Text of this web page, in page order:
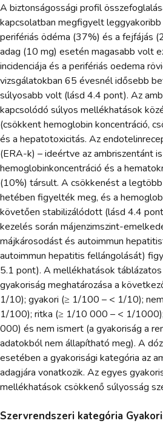
A biztonságossági profil
kapcsolatban megfigyelt
perifériás ödéma (37%) és a fejfájás
adag (10 mg) esetén magasabb volt
incidenciája és a perifériás oedema
vizsgálatokban 65 évesnél idősebb
súlyosabb volt (lásd 4.4 pont). Az
kapcsolódó súlyos mellékhatások
(csökkent hemoglobin koncentráció,
és a hepatotoxicitás. Az
(ERA-k) – ideértve az ambriszentánt
hemoglobinkoncentráció és a
(10%) társult. A csökkenést a
hetében figyelték meg, és a
követően stabilizálódott (lásd 4.4
kezelés során májenzimszint-
májkárosodást és autoimmun
autoimmun hepatitis fellángolását)
5.1 pont). A mellékhatások
gyakoriság meghatározása a
1/10); gyakori (≥ 1/100 – < 1/10);
1/100); ritka (≥ 1/10 000 – < 1/
000) és nem ismert (a gyakoriság a
adatokból nem állapítható meg). A
esetében a gyakorisági kategória az
adagjára vonatkozik. Az egyes
mellékhatások csökkenő súlyosság
Szervrendszeri kategória